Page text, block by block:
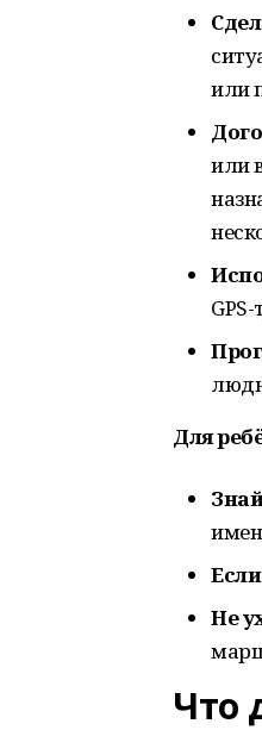
или
или
Для
Не
Что